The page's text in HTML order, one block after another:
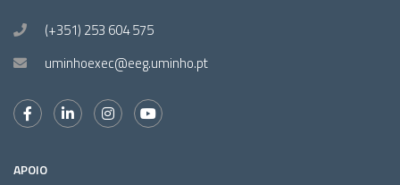
(+351) 253 604 575
uminhoexec@eeg.uminho.pt
APOIO